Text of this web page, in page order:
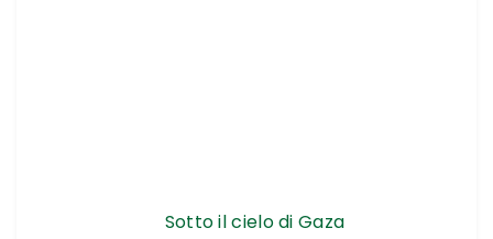
Sotto il cielo di Gaza